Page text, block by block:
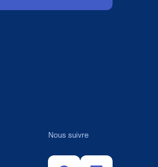
Nous suivre